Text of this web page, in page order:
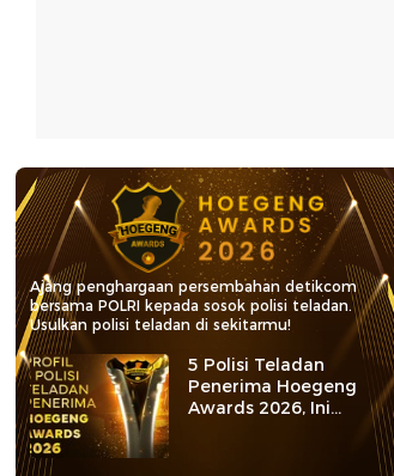
Ajang penghargaan persembahan detikcom
bersama POLRI kepada sosok polisi teladan.
Usulkan polisi teladan di sekitarmu!
5 Polisi Teladan
Penerima Hoegeng
Awards 2026, Ini
Kategori dan Kiprahnya